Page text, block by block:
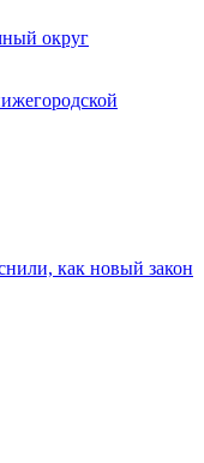
округ
как новый закон